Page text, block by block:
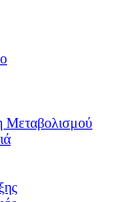
Μεταβολισμού